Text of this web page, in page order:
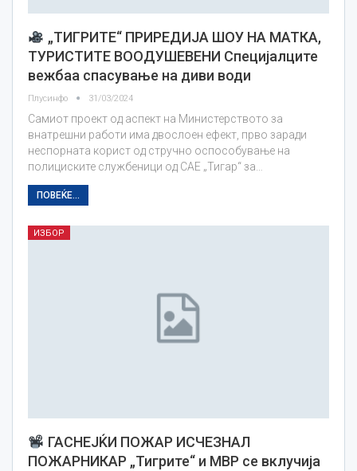
„ТИГРИТЕ“ ПРИРЕДИЈА ШОУ НА МАТКА,
ТУРИСТИТЕ ВООДУШЕВЕНИ Специјалците
вежбаа спасување на диви води
Плусинфо 31/03/2024
Самиот проект од аспект на Министерството за
внатрешни работи има двослоен ефект, прво заради
неспорната корист од стручно оспособување на
полициските службеници од САЕ „Тигар“ за…
ПОВЕЌЕ...
ИЗБОР
ГАСНЕЈЌИ ПОЖАР ИСЧЕЗНАЛ
ПОЖАРНИКАР „Тигрите“ и МВР се вклучија